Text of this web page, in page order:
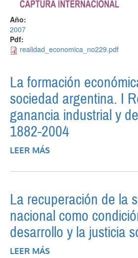
Año:
2007
Pdf:
realidad_economica_no229.pdf
La formación
sociedad argentina. I
ganancia industrial y
1882-2004
LEER MÁS
AGRARIA, GANANCIA
La recuperación de la
nacional como
desarrollo y la justicia
LEER MÁS